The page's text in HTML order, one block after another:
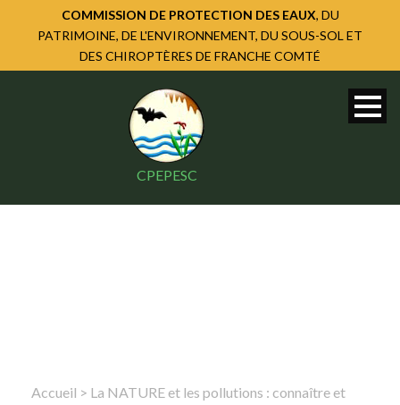
COMMISSION DE PROTECTION DES EAUX, DU
PATRIMOINE, DE L'ENVIRONNEMENT, DU SOUS-SOL ET
DES CHIROPTÈRES DE FRANCHE COMTÉ
CPEPESC
Accueil > La NATURE et les pollutions : connaître et